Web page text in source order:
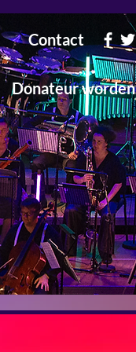
Contact
Donateur worden